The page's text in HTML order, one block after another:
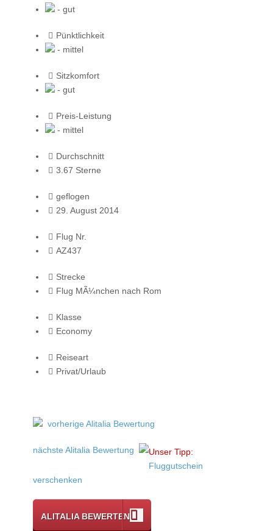
- gut
Pünktlichkeit
- mittel
Sitzkomfort
- gut
Preis-Leistung
- mittel
Durchschnitt
3.67 Sterne
geflogen
29. August 2014
Flug Nr.
AZ437
Strecke
Flug MÃ¼nchen nach Rom
Klasse
Economy
Reiseart
Privat/Urlaub
vorherige Alitalia Bewertung
nächste Alitalia Bewertung
Unser Tipp:
Fluggutschein
verschenken
ALITALIA BEWERTEN